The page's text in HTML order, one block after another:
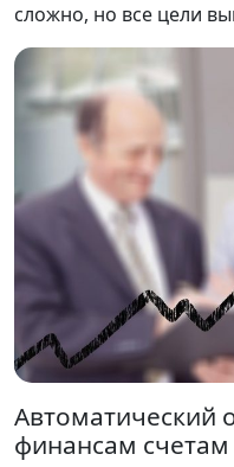
сложно, но все цели
Автоматический
финансам счетам